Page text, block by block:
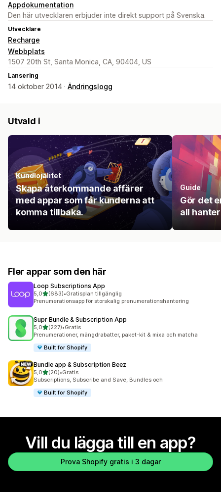
Appdokumentation
Den här utvecklaren erbjuder inte direkt support på Svenska.
Utvecklare
Recharge
Webbplats
1507 20th St, Santa Monica, CA, 90404, US
Lansering
14 oktober 2014 · Ändringslogg
Utvald i
Kundlojalitet
Skapa återkommande affärer
med appar som får kunderna att
komma tillbaka.
Guide
Gör det
all
Fler appar som den här
Loop Subscriptions App
5,0av 5 stjärnor
(683)
683 recensioner totalt
•Gratisplan tillgänglig
Prenumerationsapp för storskalig prenumerationshantering
Supr Bundle & Subscription App
5,0av 5 stjärnor
(227)
227 recensioner totalt
•Gratis
Prenumerationer, mängdrabatter, paket-kit & mixa och matcha
Built for Shopify
Bundle app & Subscription Beez
5,0av 5 stjärnor
(20)
20 recensioner totalt
•Gratis
Subscriptions, Subscribe and Save, Bundles och
Built for Shopify
Vill du lägga till en app?
Prova Shopify gratis i 3 dagar